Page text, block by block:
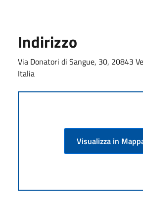
Indirizzo
Via Donatori di Sangue, 30, 20843
Italia
Visualizza in